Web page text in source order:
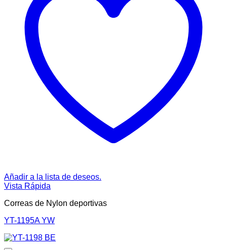
Añadir a la lista de deseos.
Vista Rápida
Correas de Nylon deportivas
YT-1195A YW